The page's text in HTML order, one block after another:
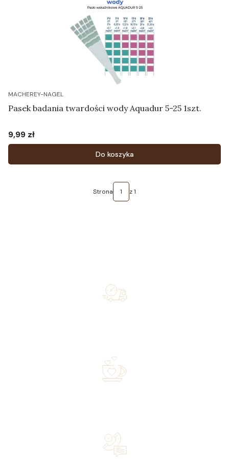
MACHEREY-NAGEL
Pasek badania twardości wody Aquadur 5-25 1szt.
Cena
9,99 zł
Do koszyka
Strona z 1